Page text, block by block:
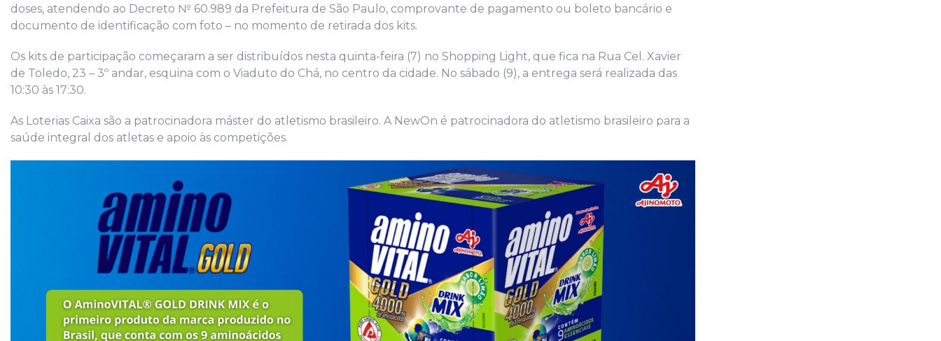
doses, atendendo ao Decreto № 60.989 da Prefeitura de São Paulo, comprovante de pagamento ou boleto bancário e
documento de identificação com foto – no momento de retirada dos kits.
Os kits de participação começaram a ser distribuídos nesta quinta-feira (7) no Shopping Light, que fica na Rua Cel. Xavier
de Toledo, 23 – 3º andar, esquina com o Viaduto do Chá, no centro da cidade. No sábado (9), a entrega será realizada das
10:30 às 17:30.
As Loterias Caixa são a patrocinadora máster do atletismo brasileiro. A NewOn é patrocinadora do atletismo brasileiro para a
saúde integral dos atletas e apoio às competições.